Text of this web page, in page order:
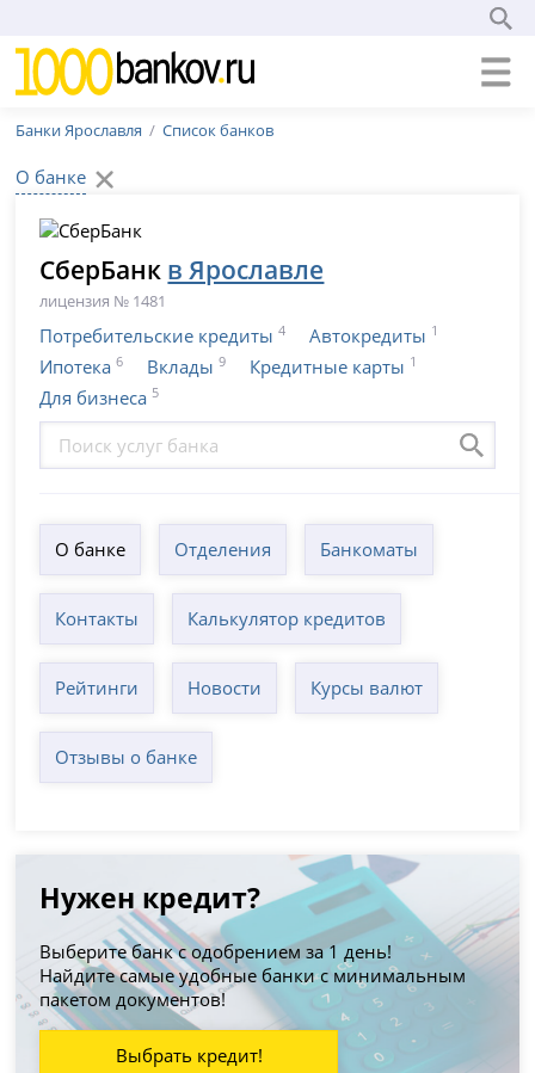
Банки Ярославля Список банков
О банке
СберБанк в Ярославле
лицензия № 1481
Потребительские кредиты 4 Автокредиты 1
Ипотека 6 Вклады 9 Кредитные карты 1
Для бизнеса 5
О банке Отделения Банкоматы
Контакты Калькулятор кредитов
Рейтинги Новости Курсы валют
Отзывы о банке
Нужен кредит?
Выберите банк с одобрением за 1 день!
Найдите самые удобные банки с минимальным
пакетом документов!
Выбрать кредит!